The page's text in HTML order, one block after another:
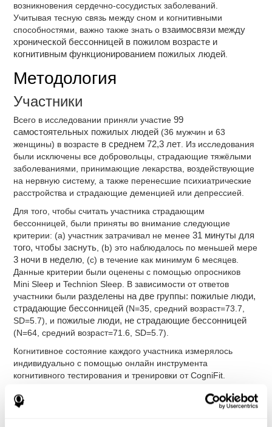
возникновения сердечно-сосудистых заболеваний.
Учитывая тесную связь между сном и когнитивными
способностями, важно также знать о взаимосвязи между
хронической бессонницей в пожилом возрасте и
когнитивным функционированием пожилых людей
Методология
Участники
Всего в исследовании приняли участие99
самостоятельных пожилых людей (36 мужчин и 63
женщины) в возрасте в среднем 72,3 лет . Из исследования
были исключены все добровольцы, страдающие тяжёлыми
заболеваниями, принимающие лекарства, воздействующие
на нервную систему, а также перенесшие психиатрические
расстройства и страдающие деменцией или депрессией.
Для того, чтобы считать участника страдающим
бессонницей, были приняты во внимание следующие
критерии: (a) участник затрачивал не менее31 минуты для
того, чтобы заснуть , (b) это наблюдалось по меньшей мере
3 ночи в неделю , (c) в течение как минимум 6 месяцев.
Данные критерии были оценены с помощью опросников
Mini Sleep и Technion Sleep. В зависимости от ответов
участники были разделены на две группы: пожилые люди,
страдающие бессонницей (N=35, средний возраст=73.7,
SD=5.7), и пожилые люди, не страдающие бессонницей
(N=64, средний возраст=71.6, SD=5.7).
Когнитивное состояние каждого участника измерялось
индивидуально с помощью онлайн инструмента
когнитивного тестирования и тренировки от CogniFit.
Анализ
Для работы с данными применялся дисперсионный анализ